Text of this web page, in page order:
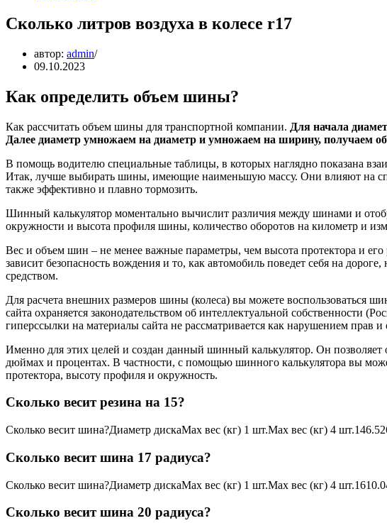
Сколько литров воздуха в колесе r17
автор: admin
09.10.2023
Как определить объем шины?
Как рассчитать объем шины для транспортной компании. Для начала
Далее диаметр умножаем на диаметр и умножаем на ширину, получаем
В помощь водителю специальные таблицы, в которых наглядно показана
Итак, лучше выбирать шины, имеющие наименьшую массу. Они влияют на
также эффективно и плавно тормозить.
Шинный калькулятор моментально вычислит различия между шинами и
окружности и высота профиля шины, количество оборотов на километр и
Вес и объем шин – не менее важные параметры, чем высота протектора и
зависит безопасность вождения и то, как автомобиль поведет себя на
средством.
Для расчета внешних размеров шины (колеса) вы можете воспользоваться
сайта охраняется законодательством об интеллектуальной собственности
гиперссылки на материалы сайта не рассматривается как нарушением прав и
Именно для этих целей и создан данный шинный калькулятор. Он
дюймах и процентах. В частности, с помощью шинного калькулятора вы
протектора, высоту профиля и окружность.
Сколько весит резина на 15?
Сколько весит шина?Диаметр дискаMax вес (кг) 1 шт.Max вес (кг) 4
Сколько весит шина 17 радиуса?
Сколько весит шина?Диаметр дискаMax вес (кг) 1 шт.Max вес (кг) 4
Сколько весит шина 20 радиуса?